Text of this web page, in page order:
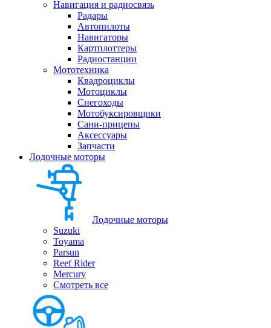
Навигация и радиосвязь
Радары
Автопилоты
Навигаторы
Картплоттеры
Радиостанции
Мототехника
Квадроциклы
Мотоциклы
Снегоходы
Мотобуксировщики
Сани-прицепы
Аксессуары
Запчасти
Лодочные моторы
Лодочные моторы
Suzuki
Toyama
Parsun
Reef Rider
Mercury
Смотреть все